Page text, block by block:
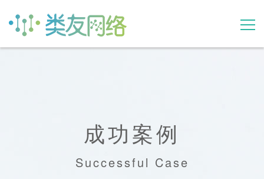
成功案例
Successful Case